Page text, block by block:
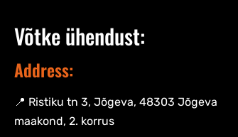
Võtke ühendust:
Address:
📍 Ristiku tn 3, Jõgeva, 48303 Jõgeva
maakond, 2. korrus